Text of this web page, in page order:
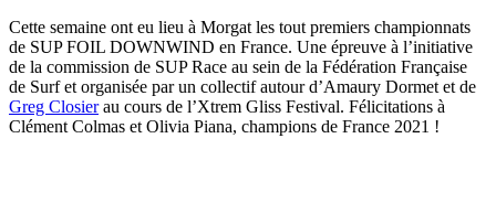
Cette semaine ont eu lieu à Morgat les tout premiers championnats
de SUP FOIL DOWNWIND en France. Une épreuve à l’initiative
de la commission de SUP Race au sein de la Fédération Française
de Surf et organisée par un collectif autour d’Amaury Dormet et de
Greg Closierau cours de l’Xtrem Gliss Festival. Félicitations à
Clément Colmas et Olivia Piana, champions de France 2021 !